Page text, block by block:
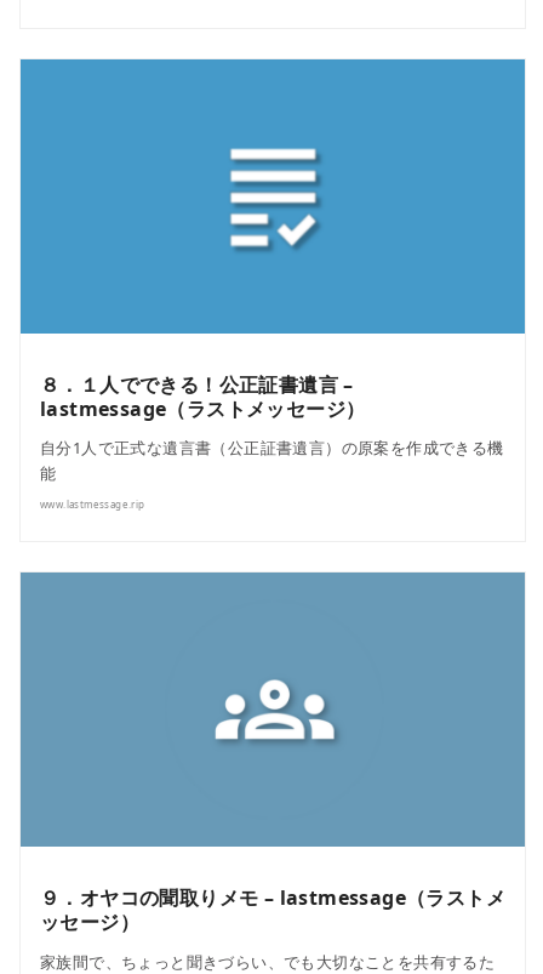
８．１人でできる！公正証書遺言 –
lastmessage（ラストメッセージ）
自分1人で正式な遺言書（公正証書遺言）の原案を作成できる機
能
www.lastmessage.rip
９．オヤコの聞取りメモ – lastmessage（ラストメ
ッセージ）
家族間で、ちょっと聞きづらい、でも大切なことを共有するた